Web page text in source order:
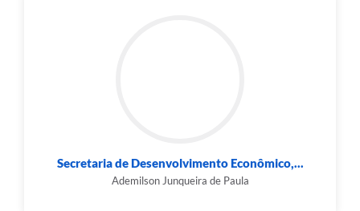
Secretaria de Desenvolvimento Econômico,...
Ademilson Junqueira de Paula